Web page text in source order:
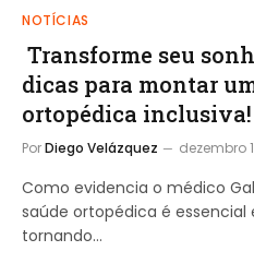
NOTÍCIAS
Transforme seu
dicas para montar
ortopédica inclusiva!
PorDiego Velázquez dezembro
Como evidencia o médico
saúde ortopédica é essencial
tornando…